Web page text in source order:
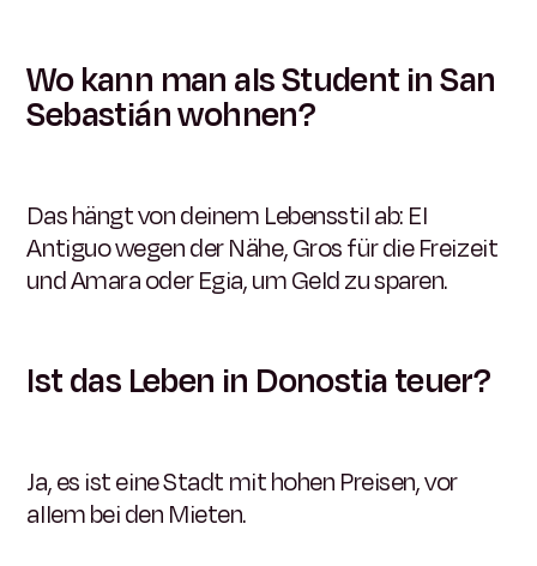
Wo kann man als Student in San
Sebastián wohnen?
Das hängt von deinem Lebensstil ab: El
Antiguo wegen der Nähe, Gros für die Freizeit
und Amara oder Egia, um Geld zu sparen.
Ist das Leben in Donostia teuer?
Ja, es ist eine Stadt mit hohen Preisen, vor
allem bei den Mieten.